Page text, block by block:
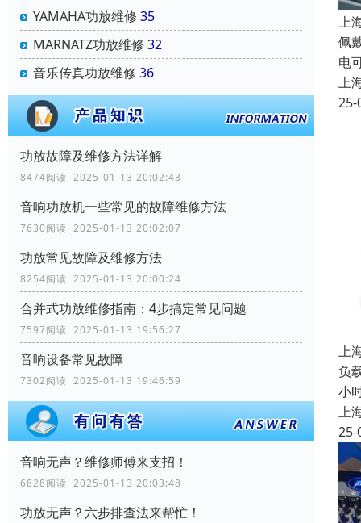
YAMAHA功放维修 35
MARNATZ功放维修 32
音乐传真功放维修 36
功放故障及维修方法详解
8474阅读 2025-01-13 20:02:43
音响功放机一些常见的故障维修方法
7630阅读 2025-01-13 20:02:07
功放常见故障及维修方法
8254阅读 2025-01-13 20:00:24
合并式功放维修指南：4步搞定常见问题
7597阅读 2025-01-13 19:56:27
音响设备常见故障
7302阅读 2025-01-13 19:46:59
音响无声？维修师傅来支招！
6828阅读 2025-01-13 20:03:48
功放无声？六步排查法来帮忙！
上
佩
电
上
25-
上
负
小
上
25-